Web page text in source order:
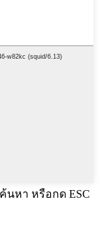
นหา หรือกด ESC